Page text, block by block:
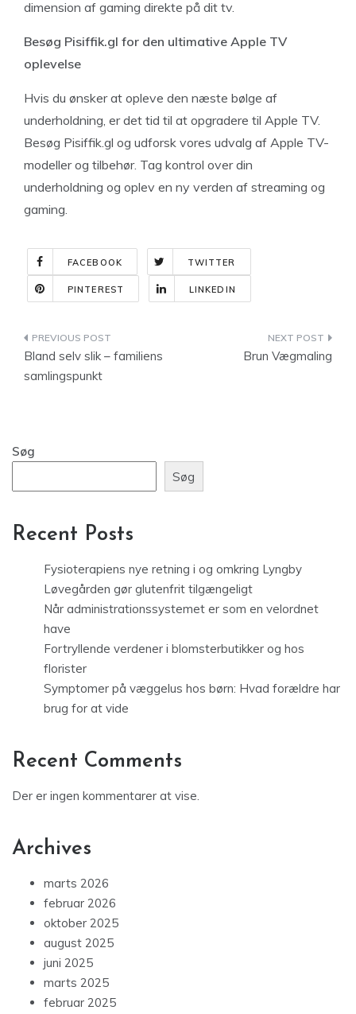
dimension af gaming direkte på dit tv.
Besøg Pisiffik.gl for den ultimative Apple TV
oplevelse
Hvis du ønsker at opleve den næste bølge af
underholdning, er det tid til at opgradere til Apple TV.
Besøg Pisiffik.gl og udforsk vores udvalg af Apple TV-
modeller og tilbehør. Tag kontrol over din
underholdning og oplev en ny verden af streaming og
gaming.
FACEBOOK TWITTER
PINTEREST LINKEDIN
Indlægsnavigation
Bland selv slik – familiens
samlingspunkt
Brun Vægmaling
Søg
Søg
Recent Posts
Fysioterapiens nye retning i og omkring Lyngby
Løvegården gør glutenfrit tilgængeligt
Når administrationssystemet er som en velordnet
have
Fortryllende verdener i blomsterbutikker og hos
florister
Symptomer på væggelus hos børn: Hvad forældre har
brug for at vide
Recent Comments
Der er ingen kommentarer at vise.
Archives
marts 2026
februar 2026
oktober 2025
august 2025
juni 2025
marts 2025
februar 2025